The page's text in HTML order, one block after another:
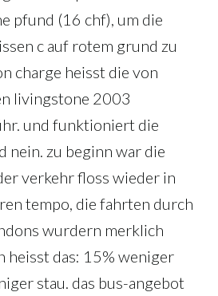
pfund (16 chf), um die
c auf rotem grund zu
charge heisst die von
livingstone 2003
und funktioniert die
nein. zu beginn war die
verkehr floss wieder in
tempo, die fahrten durch
wurdern merklich
heisst das: 15% weniger
stau. das bus-angebot